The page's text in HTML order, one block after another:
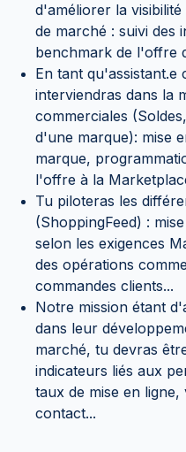
d'améliorer la
de marché : suivi des
benchmark de l'offre
En tant qu'assistant.e
interviendras dans la
commerciales
d'une marque): mise
marque,
l'offre à la
Tu piloteras les
(ShoppingFeed) :
selon les exigences
des opérations
commandes clients...
Notre mission étant
dans leur
marché, tu devras
indicateurs liés aux
taux de mise en
contact...